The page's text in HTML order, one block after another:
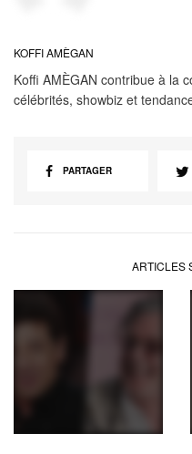
KOFFI AMÈGAN
Koffi AMÈGAN contribue à la
célébrités, showbiz et
PARTAGER
ARTICLES